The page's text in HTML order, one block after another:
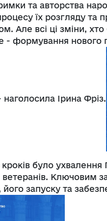
та авторства
їх розгляду та
Але всі ці зміни,
- формування нового
Ірина Фріз.
було
Ключовим
його запуску та